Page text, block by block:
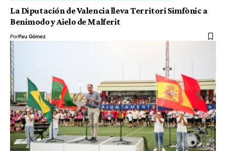
La Diputación de Valencia lleva Territori Simfònic a
Benimodo y Aielo de Malferit
PorPau Gómez